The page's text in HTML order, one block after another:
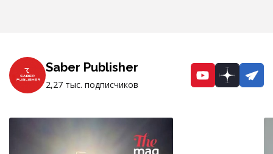
Saber Publisher
2,27 тыс. подписчиков
YouTubeDzen